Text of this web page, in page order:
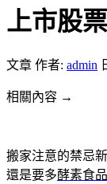
上市股
文章 作者: admin
相關內容 →
搬家注意的禁忌
還是要多酵素食品